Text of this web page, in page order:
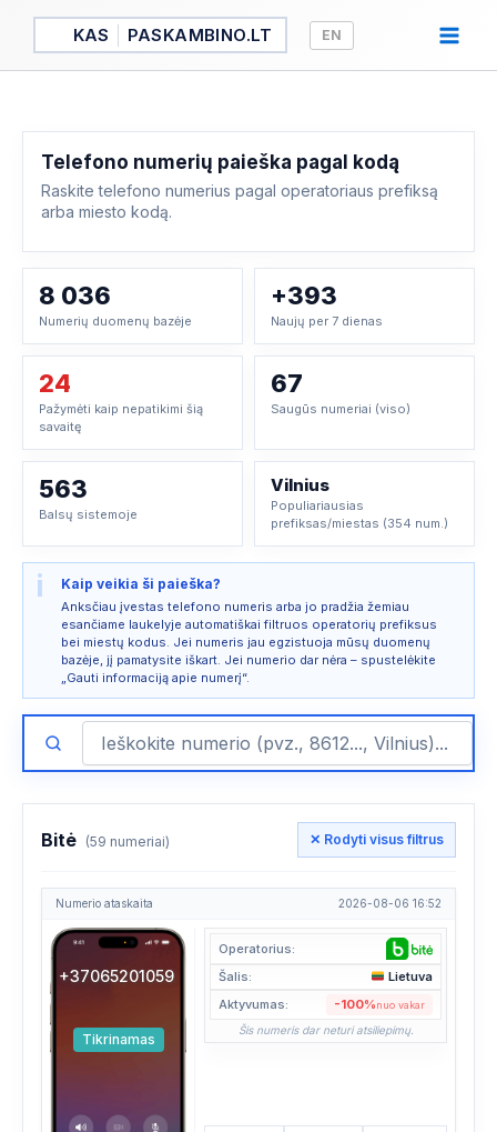
Pereiti
turinio
KAS PASKAMBINO.LT EN
Telefono numerių paieška pagal kodą
Raskite telefono numerius pagal operatoriaus prefiksą
arba miesto kodą.
8 036
Numerių duomenų bazėje
+393
Naujų per 7 dienas
24
Pažymėti kaip nepatikimi šią
savaitę
67
Saugūs numeriai (viso)
563
Balsų sistemoje
Vilnius
Populiariausias
prefiksas/miestas (354 num.)
i Kaip veikia ši paieška?
Anksčiau įvestas telefono numeris arba jo pradžia žemiau
esančiame laukelyje automatiškai filtruos operatorių prefiksus
bei miestų kodus. Jei numeris jau egzistuoja mūsų duomenų
bazėje, jį pamatysite iškart. Jei numerio dar nėra – spustelėkite
„Gauti informaciją apie numerį“.
Bitė (59 numeriai) ✕ Rodyti visus filtrus
Numerio ataskaita 2026-08-06 16:52
+37065201059
Tikrinamas
Operatorius:
Šalis:
Lietuva
Aktyvumas:
-100%nuo vakar
Šis numeris dar neturi atsiliepimų.